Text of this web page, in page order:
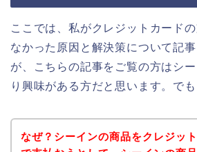
ここでは、私がクレジットカード
なかった原因と解決策について記
が、こちらの記事をご覧の方はシ
り興味がある方だと思います。でも
なぜ？シーインの商品をクレジッ